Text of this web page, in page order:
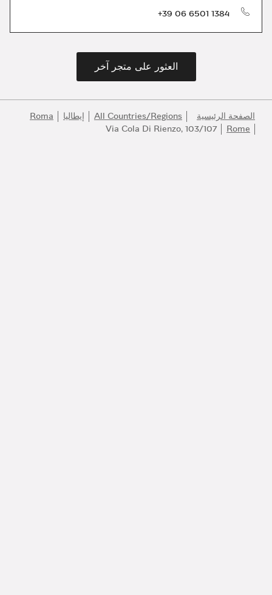
+39 06 6501 1384
العثور على متجر آخر
الصفحة الرئيسية All Countries/Regions إيطاليا
Roma
Rome
Via Cola Di Rienzo, 103/107